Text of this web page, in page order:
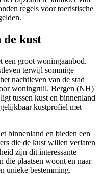
regels voor toeristische
kust
een groot woningaanbod.
terwijl sommige
nachtleven van de stad
woningruil. Bergen (NH)
tussen kust en binnenland
kustprofiel met
binnenland en bieden een
die de kust willen verlaten
zijn dit interessante
die plaatsen woont en naar
unieke bestemming.